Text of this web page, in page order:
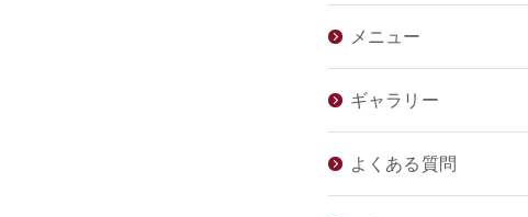
メニュー
ギャラリー
よくある質問